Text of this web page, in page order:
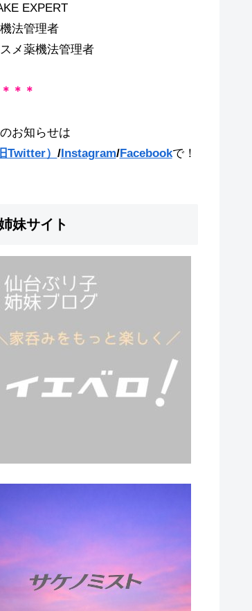
EXPERT
法管理者
メ薬機法管理者
＊＊
お知らせは
Twitter） /Instagram/Facebookで！
妹サイト